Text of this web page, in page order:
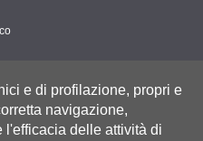
e di profilazione, propri e
navigazione,
l'efficacia delle attività di